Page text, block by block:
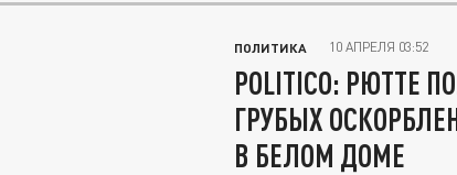
ПОЛИТИКА 10 АПРЕЛЯ 03:52
POLITICO: РЮТТЕ
ГРУБЫХ
В БЕЛОМ ДОМЕ